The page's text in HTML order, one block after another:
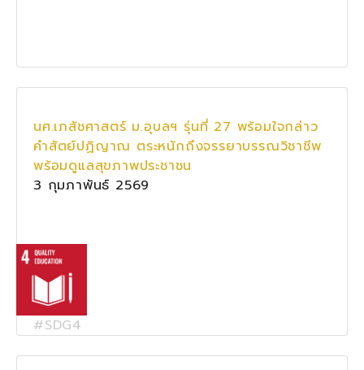
นศ.เภสัชศาสตร์ ม.อุบลฯ รุ่นที่ 27 พร้อมใจกล่าว
คำสัตย์ปฏิญาณ ตระหนักถึงจรรยาบรรณวิชาชีพ
พร้อมดูแลสุขภาพประชาชน
3 กุมภาพันธ์ 2569
#SDG4